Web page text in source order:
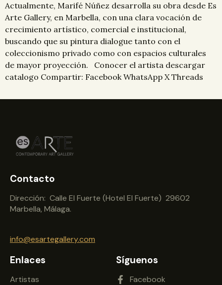
Actualmente, Marifé Núñez desarrolla su obra desde Es
Arte Gallery, en Marbella, con una clara vocación de
crecimiento artístico, comercial e institucional,
buscando que su pintura dialogue tanto con el
coleccionismo privado como con espacios culturales
de mayor proyección. Conocer el artista descargar
catalogo Compartir: Facebook WhatsApp X Threads
Contacto
Dirección: Calle El Fuerte (Hotel El Fuerte) 29602
Marbella, Málaga.
info@esartegallery.com
Enlaces
Artistas
Síguenos
Facebook